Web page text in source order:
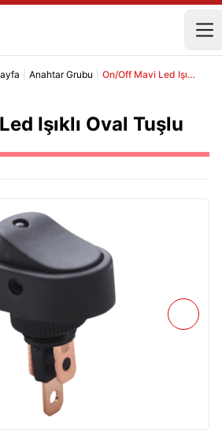
Anahtar Grubu On/Off Mavi Led Işıklı Oval Tuşlu Anahtar
Işıklı Oval Tuşlu